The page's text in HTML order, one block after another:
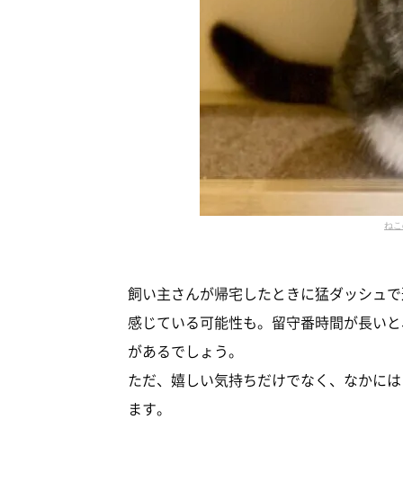
ね
飼い主さんが帰宅したときに猛ダッシュ
感じている可能性も。留守番時間が長い
があるでしょう。
ただ、嬉しい気持ちだけでなく、なかに
ます。